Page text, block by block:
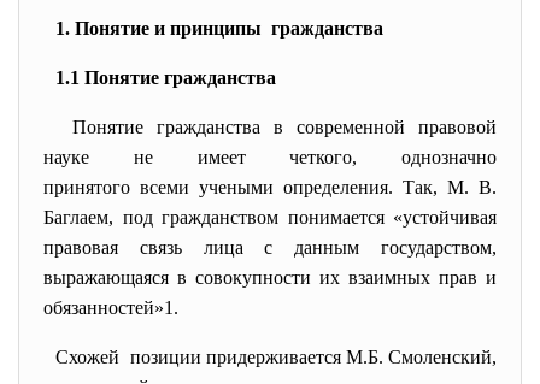
1. Понятие и принципы гражданства
1.1 Понятие гражданства
Понятие гражданства в современной правовой
науке не имеет четкого, однозначно
принятого всеми учеными определения. Так, М. В.
Баглаем, под гражданством понимается «устойчивая
правовая связь лица с данным государством,
выражающаяся в совокупности их взаимных прав и
обязанностей»1 .
Схожей позиции придерживается М.Б. Смоленский,